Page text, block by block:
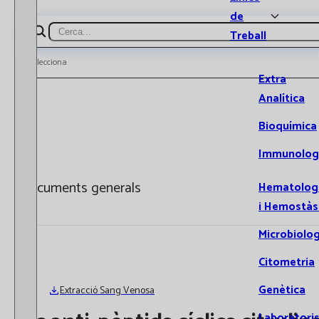
de
Treball
Extra
Analítica
Bioquímica
i
Citometria
Genètica
Cerca
Selecciona
Documents generals
Extracció Sang Venosa